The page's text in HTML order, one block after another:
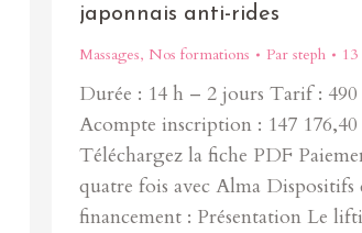
japonnais anti-rides
Massages, Nos formations Par steph
Durée : 14 h – 2 jours Tarif : 490
Acompte inscription : 147 176,40
Téléchargez la fiche PDF
quatre fois avec Alma Dispositifs
financement : Présentation Le